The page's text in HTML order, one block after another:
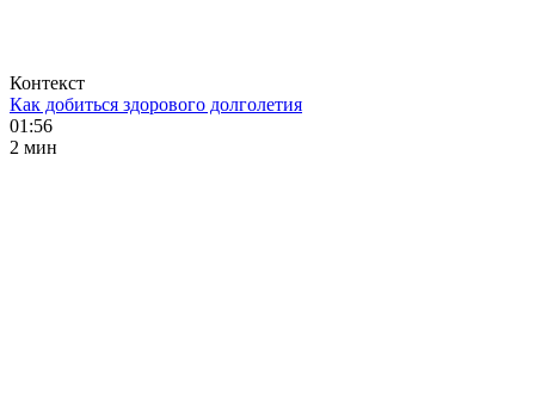
Контекст
Как добиться здорового долголетия
01:56
2 мин